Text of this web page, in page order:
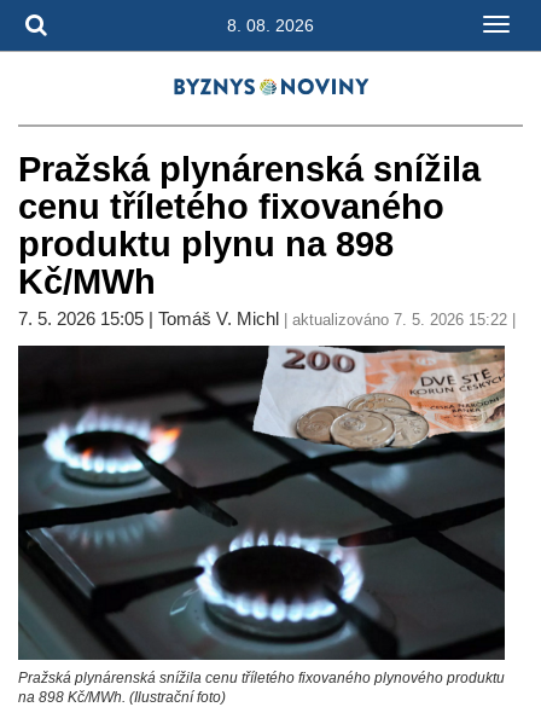
8. 08. 2026
Pražská plynárenská snížila
cenu tříletého fixovaného
produktu plynu na 898
Kč/MWh
7. 5. 2026 15:05 | Tomáš V. Michl | aktualizováno 7. 5. 2026 15:22 |
Pražská plynárenská snížila cenu tříletého fixovaného plynového produktu
na 898 Kč/MWh. (Ilustrační foto)